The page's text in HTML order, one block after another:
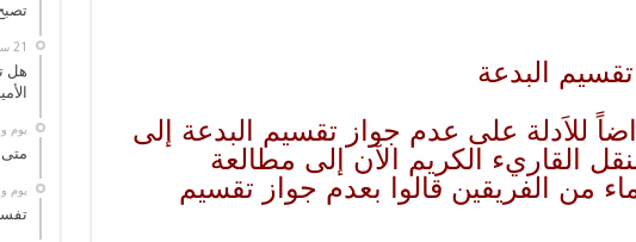
البدعة
للاَدلة على عدم جواز تقسيم البدعة إلى
القاريء الكريم الآن إلى مطالعة
من الفريقين قالوا بعدم جواز تقسيم
هل
‏يوم
‏يوم